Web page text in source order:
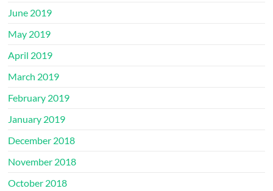
June 2019
May 2019
April 2019
March 2019
February 2019
January 2019
December 2018
November 2018
October 2018